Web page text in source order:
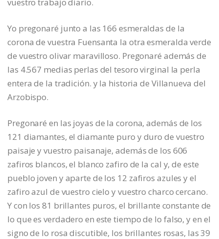
vuestro trabajo diario.
Yo pregonaré junto a las 166 esmeraldas de la
corona de vuestra Fuensanta la otra esmeralda verde
de vuestro olivar maravilloso. Pregonaré además de
las 4.567 medias perlas del tesoro virginal la perla
entera de la tradición. y la historia de Villanueva del
Arzobispo.
Pregonaré en las joyas de la corona, además de los
121 diamantes, el diamante puro y duro de vuestro
paisaje y vuestro paisanaje, además de los 606
zafiros blancos, el blanco zafiro de la cal y, de este
pueblo joven y aparte de los 12 zafiros azules y el
zafiro azul de vuestro cielo y vuestro charco cercano.
Y con los 81 brillantes puros, el brillante constante de
lo que es verdadero en este tiempo de lo falso, y en el
signo de lo rosa discutible, los brillantes rosas, las 39